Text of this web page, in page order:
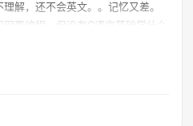
解，还不会英文。。记忆又差。
页编程。但没有C语言基础学什么
本的C语言学起。希望前辈们以后
辈们能推荐什么C...